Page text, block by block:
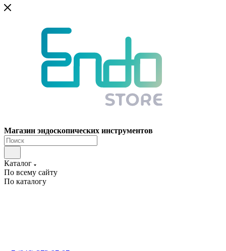
Магазин эндоскопических инструментов
Каталог
По всему сайту
По каталогу